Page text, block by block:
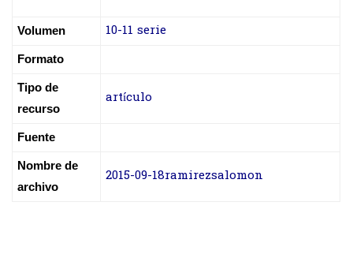
Volumen 10-11 serie
Formato
Tipo de
recurso
artículo
Fuente
Nombre de
archivo
2015-09-18ramirezsalomon